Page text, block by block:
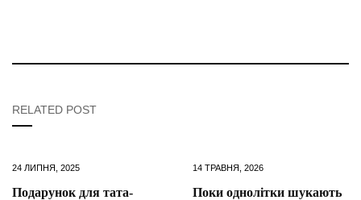
RELATED POST
24 ЛИПНЯ, 2025
Подарунок для тата-
14 ТРАВНЯ, 2026
Поки однолітки шукають